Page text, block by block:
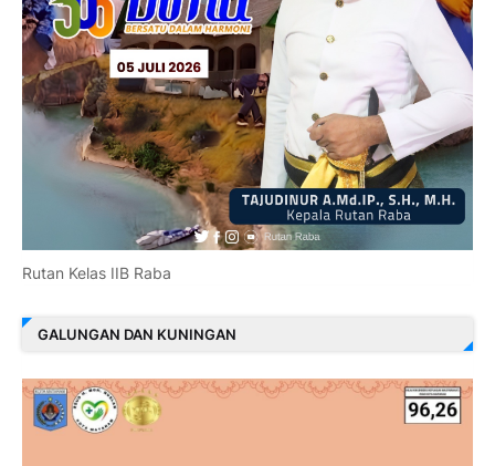
Rutan Kelas IIB Raba
GALUNGAN DAN KUNINGAN